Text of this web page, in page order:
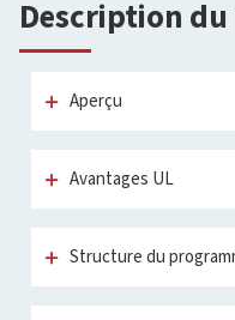
Description
Aperçu
Avantages UL
Structure du